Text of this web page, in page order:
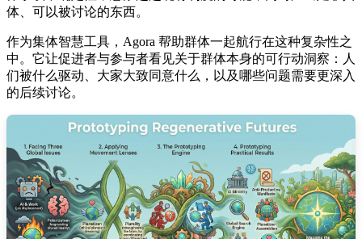
体、可以被讨论的东西。
作为集体智慧工具，Agora 帮助群体一起航行在这种复杂性之
中。它让促进者与参与者看见关于群体本身的可行动洞察：人
们被什么驱动、大家大致同意什么，以及哪些问题需要更深入
的后续讨论。